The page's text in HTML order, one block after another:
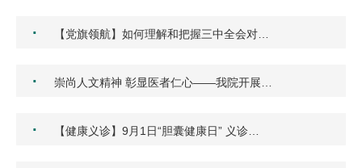
· 【党旗领航】如何理解和把握三中全会对…
· 崇尚人文精神 彰显医者仁心——我院开展…
· 【健康义诊】9月1日“胆囊健康日” 义诊…